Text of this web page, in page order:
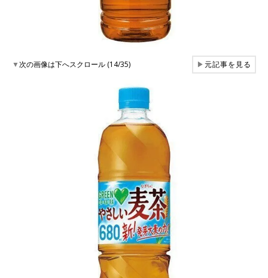
▼次の画像は下へスクロール (14/35) ▶元記事を見る